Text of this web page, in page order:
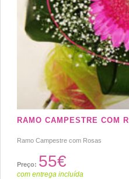
RAMO CAMPESTRE COM
Ramo Campestre com Rosas
Preço: 55€
com entrega incluída